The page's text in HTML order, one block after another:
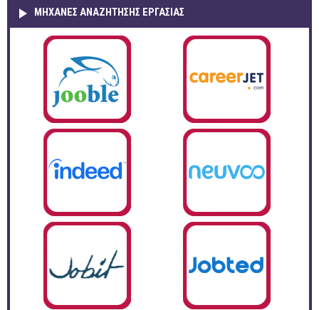
ΜΗΧΑΝΕΣ ΑΝΑΖΗΤΗΣΗΣ ΕΡΓΑΣΙΑΣ